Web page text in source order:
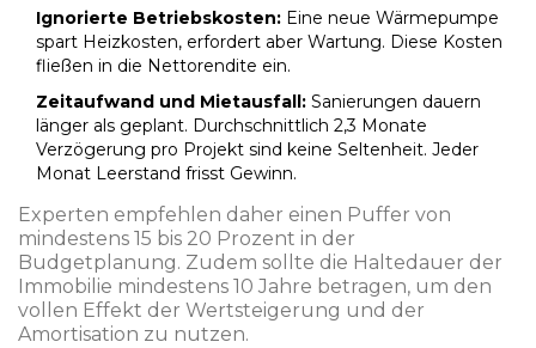
Ignorierte Betriebskosten: Eine neue Wärmepumpe
spart Heizkosten, erfordert aber Wartung. Diese Kosten
fließen in die Nettorendite ein.
Zeitaufwand und Mietausfall: Sanierungen dauern
länger als geplant. Durchschnittlich 2,3 Monate
Verzögerung pro Projekt sind keine Seltenheit. Jeder
Monat Leerstand frisst Gewinn.
Experten empfehlen daher einen Puffer von
mindestens 15 bis 20 Prozent in der
Budgetplanung. Zudem sollte die Haltedauer der
Immobilie mindestens 10 Jahre betragen, um den
vollen Effekt der Wertsteigerung und der
Amortisation zu nutzen.